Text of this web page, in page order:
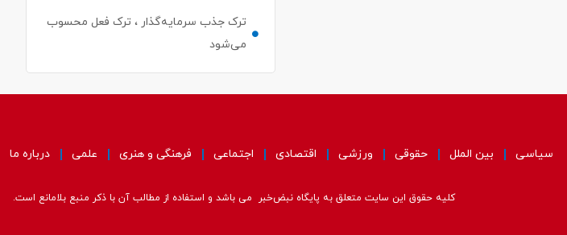
ترک جذب سرمایه‌گذار ، ترک فعل محسوب
می‌شود
سیاسی بین الملل حقوقی ورزشی اقتصادی اجتماعی فرهنگی و هنری علمی درباره ما
کلیه حقوق این سایت متعلق به پایگاه نبض‌خبر می باشد و استفاده از مطالب آن با ذکر منبع بلامانع است.